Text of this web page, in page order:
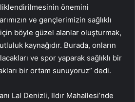
önemini
ve gençlerimizin sağlıklı
böyle güzel alanlar oluşturmak,
kaynağıdır. Burada, onların
ve spor yaparak sağlıklı bir
bir ortam sunuyoruz” dedi.
Lal Denizli, Ildır Mahallesi’nde